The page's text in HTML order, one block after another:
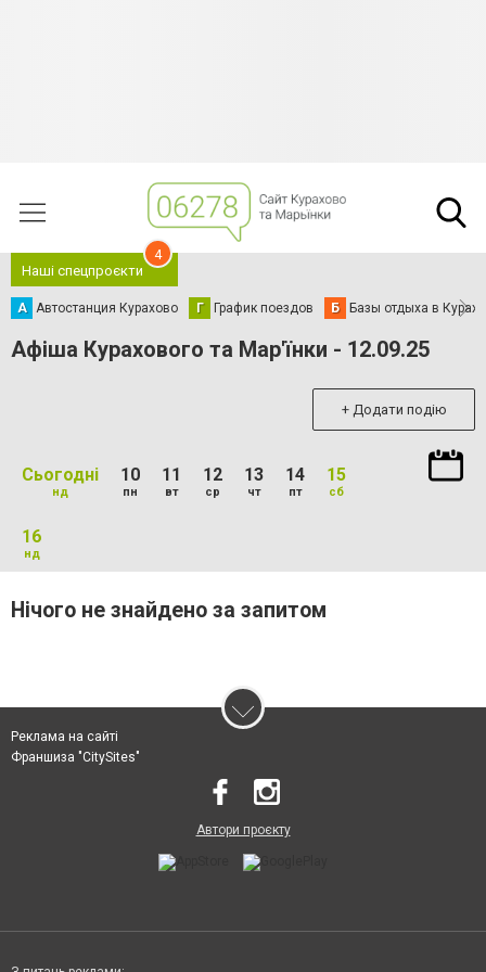
Наші спецпроєкти
4
А Автостанция Курахово Г График поездов Б Базы отдыха в
Афіша Курахового та Мар'їнки - 12.09.25
+ Додати подію
Сьогодні
нд
10
пн
11
вт
12
ср
13
чт
14
пт
15
сб
16
нд
Нічого не знайдено за запитом
Реклама на сайті
Франшиза "CitySites"
Автори проєкту